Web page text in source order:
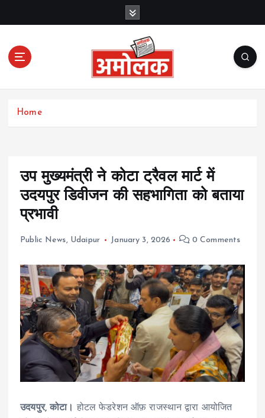
c
Amolak News
Home
उप मुख्यमंत्री ने कोटा ट्रैवल मार्ट में
उदयपुर डिवीजन की सहभागिता को बताया
प्रभावी
Public News, Udaipur January 3, 2026 0 Comments
उदयपुर, कोटा। होटल फेडरेशन ऑफ़ राजस्थान द्वारा आयोजित